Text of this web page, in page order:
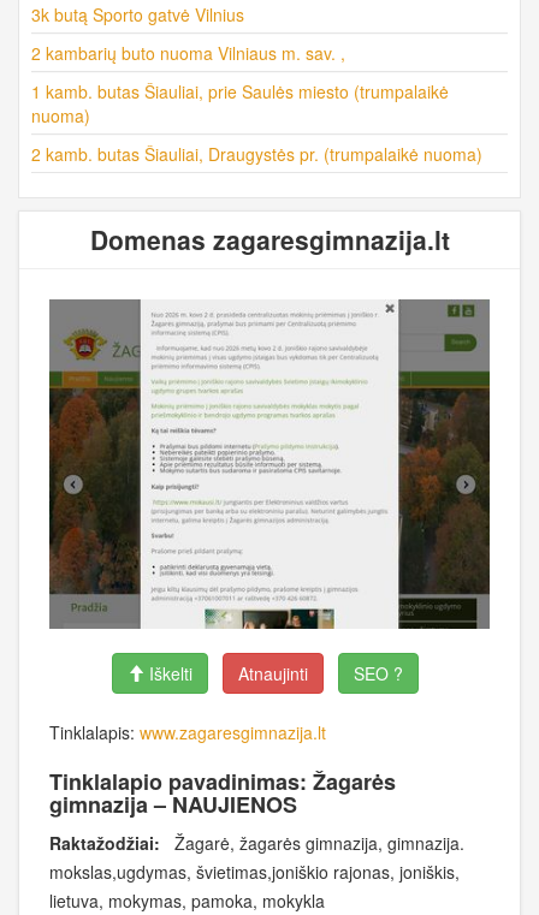
3k butą Sporto gatvė Vilnius
2 kambarių buto nuoma Vilniaus m. sav. ,
1 kamb. butas Šiauliai, prie Saulės miesto (trumpalaikė
nuoma)
2 kamb. butas Šiauliai, Draugystės pr. (trumpalaikė nuoma)
Domenas zagaresgimnazija.lt
Iškelti Atnaujinti SEO ?
Tinklalapis: www.zagaresgimnazija.lt
Tinklalapio pavadinimas: Žagarės
gimnazija – NAUJIENOS
Raktažodžiai: Žagarė, žagarės gimnazija, gimnazija.
mokslas,ugdymas, švietimas,joniškio rajonas, joniškis,
lietuva, mokymas, pamoka, mokykla